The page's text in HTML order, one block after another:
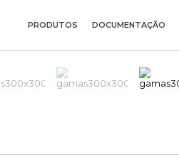
PRODUTOS DOCUMENTAÇÃO